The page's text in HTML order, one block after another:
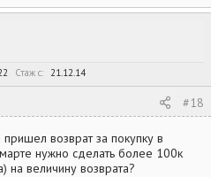
Стаж c 21.12.14
#18
возврат за покупку в
нужно сделать более 100к
величину возврата?